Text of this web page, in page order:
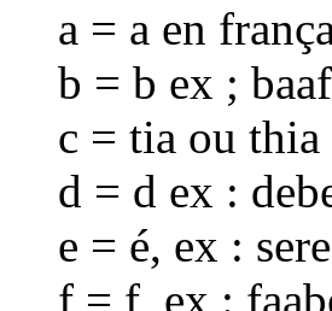
a = a en
b = b ex ;
c = tia ou
d = d ex :
e = é, ex :
f = f, ex :